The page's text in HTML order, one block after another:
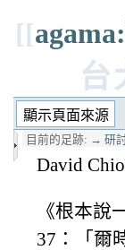
[[
台
目前的足跡: → 研
David
《根本說
37：「爾